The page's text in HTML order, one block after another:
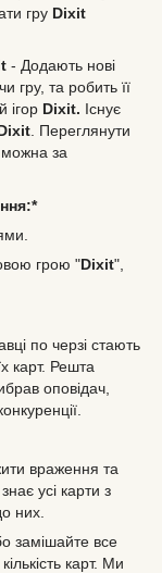
гру Dixit
- Додають нові
гру, та робить її
ігор Dixit. Існує
. Переглянути
за
грою "Dixit",
по черзі стають
карт. Решта
оповідач,
враження та
усі карти з
них.
замішайте все
карт. Ми